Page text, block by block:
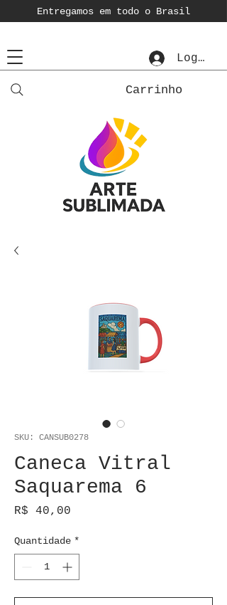
Entregamos em todo o Brasil
Login
Carrinho
SKU: CANSUB0278
Caneca Vitral
Saquarema 6
R$ 40,00
Quantidade *